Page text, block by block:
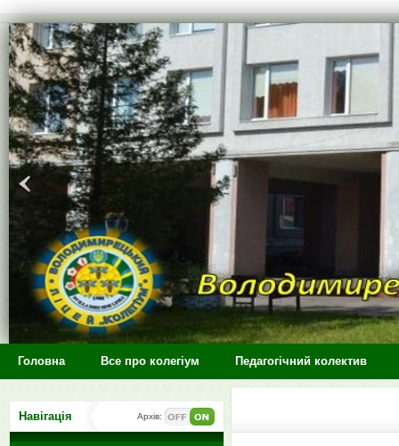
>
Головна Все про колегіум Педагогічний колектив
Навігація Архів: